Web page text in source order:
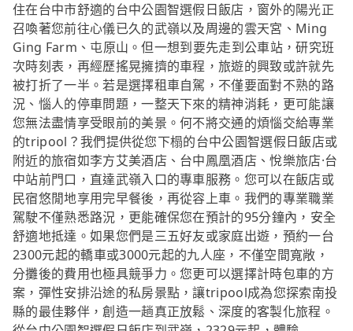
住在台中市舒適的台中公園智選假日飯店，窗外的陽光正
召喚著您前往心儀已久的武嶺以及周邊的雲天宮、Ming
Ging Farm、屯原山。但一想到要先走到公車站，研究班
次時刻表，再經歷搖晃擁擠的車程，旅遊的興致或許就先
被打折了一半。若是選擇租車自駕，不僅要面對不熟的路
況、惱人的停車問題，一整天下來的精神消耗，更可能讓
您無法盡情享受眼前的美景。何不將交通的煩惱交給專業
的tripool？我們提供從您下榻的台中公園智選假日飯店或
附近的旅宿如李方艾美酒店、台中鳳凰酒店、悅樂旅店·台
中站前門口，直達武嶺入口的專車服務。您可以在飯店或
民宿悠閒地享用完早餐後，再從容上車。我們的專業職業
駕駛不僅熟悉路況，更能確保您在預計的95分鐘內，安全
舒適地抵達。如果您們是三五好友或家庭出遊，預約一台
2300元起的轎車或3000元起的九人座，不僅空間寬敞，
分攤後的費用也極具競爭力。您更可以選擇計時包車的方
案，彈性安排沿途的私房景點，讓tripool成為您探索南投
縣的最佳夥伴，創造一趟真正放鬆、深度的客製化旅程。